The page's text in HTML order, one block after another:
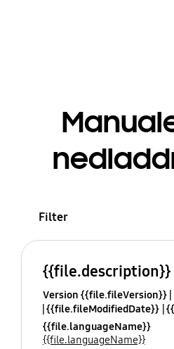
Filter
{{file.description}}
Version {{file.fileVersion}}
{{file.fileModifiedDate}}
{{file.languageName}}
{{file.languageName}}